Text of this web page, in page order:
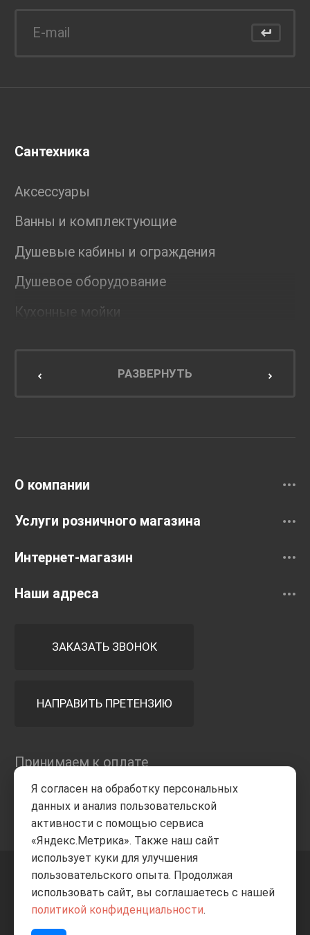
Сантехника
Аксессуары
Ванны и комплектующие
Душевые кабины и ограждения
Душевое оборудование
Кухонные мойки
Мебель для кухниРАЗВЕРНУТЬ
О компании
Услуги розничного магазина
Интернет-магазин
Наши адреса
ЗАКАЗАТЬ ЗВОНОК
НАПРАВИТЬ ПРЕТЕНЗИЮ
Принимаем к оплате
+7 8332205-805 ВВЕРХ
Я согласен на обработку персональных
данных и анализ пользовательской
активности с помощью сервиса
«Яндекс.Метрика». Также наш сайт
использует куки для улучшения
пользовательского опыта. Продолжая
использовать сайт, вы соглашаетесь с нашей
политикой конфиденциальности.